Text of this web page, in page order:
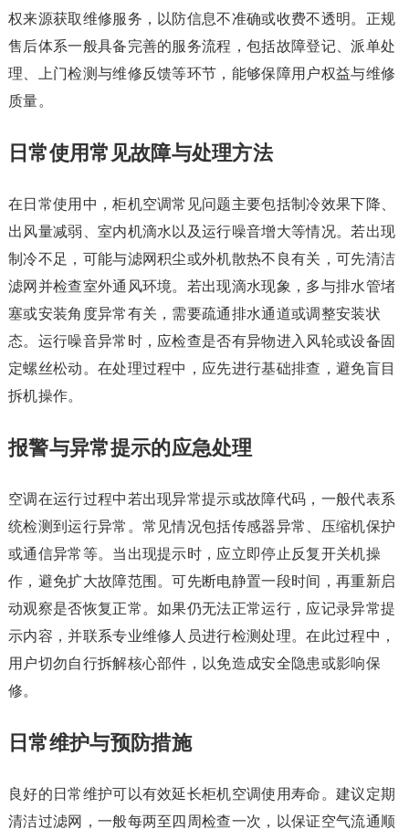
权来源获取维修服务，以防信息不准确或收费不透明。正规
售后体系一般具备完善的服务流程，包括故障登记、派单处
理、上门检测与维修反馈等环节，能够保障用户权益与维修
质量。
日常使用常见故障与处理方法
在日常使用中，柜机空调常见问题主要包括制冷效果下降、
出风量减弱、室内机滴水以及运行噪音增大等情况。若出现
制冷不足，可能与滤网积尘或外机散热不良有关，可先清洁
滤网并检查室外通风环境。若出现滴水现象，多与排水管堵
塞或安装角度异常有关，需要疏通排水通道或调整安装状
态。运行噪音异常时，应检查是否有异物进入风轮或设备固
定螺丝松动。在处理过程中，应先进行基础排查，避免盲目
拆机操作。
报警与异常提示的应急处理
空调在运行过程中若出现异常提示或故障代码，一般代表系
统检测到运行异常。常见情况包括传感器异常、压缩机保护
或通信异常等。当出现提示时，应立即停止反复开关机操
作，避免扩大故障范围。可先断电静置一段时间，再重新启
动观察是否恢复正常。如果仍无法正常运行，应记录异常提
示内容，并联系专业维修人员进行检测处理。在此过程中，
用户切勿自行拆解核心部件，以免造成安全隐患或影响保
修。
日常维护与预防措施
良好的日常维护可以有效延长柜机空调使用寿命。建议定期
清洁过滤网，一般每两至四周检查一次，以保证空气流通顺